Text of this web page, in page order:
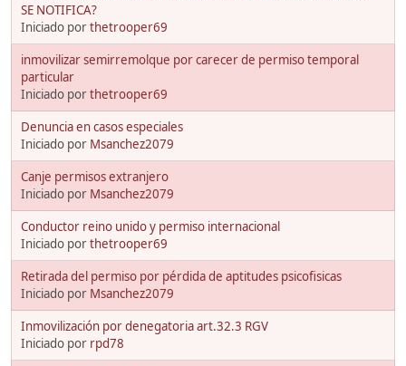
SE NOTIFICA?
Iniciado porthetrooper69
inmovilizar semirremolque por carecer de permiso temporal
particular
Iniciado porthetrooper69
Denuncia en casos especiales
Iniciado por Msanchez2079
Canje permisos extranjero
Iniciado por Msanchez2079
Conductor reino unido y permiso internacional
Iniciado porthetrooper69
Retirada del permiso por pérdida de aptitudes psicofisicas
Iniciado por Msanchez2079
Inmovilización por denegatoria art.32.3 RGV
Iniciado por rpd78